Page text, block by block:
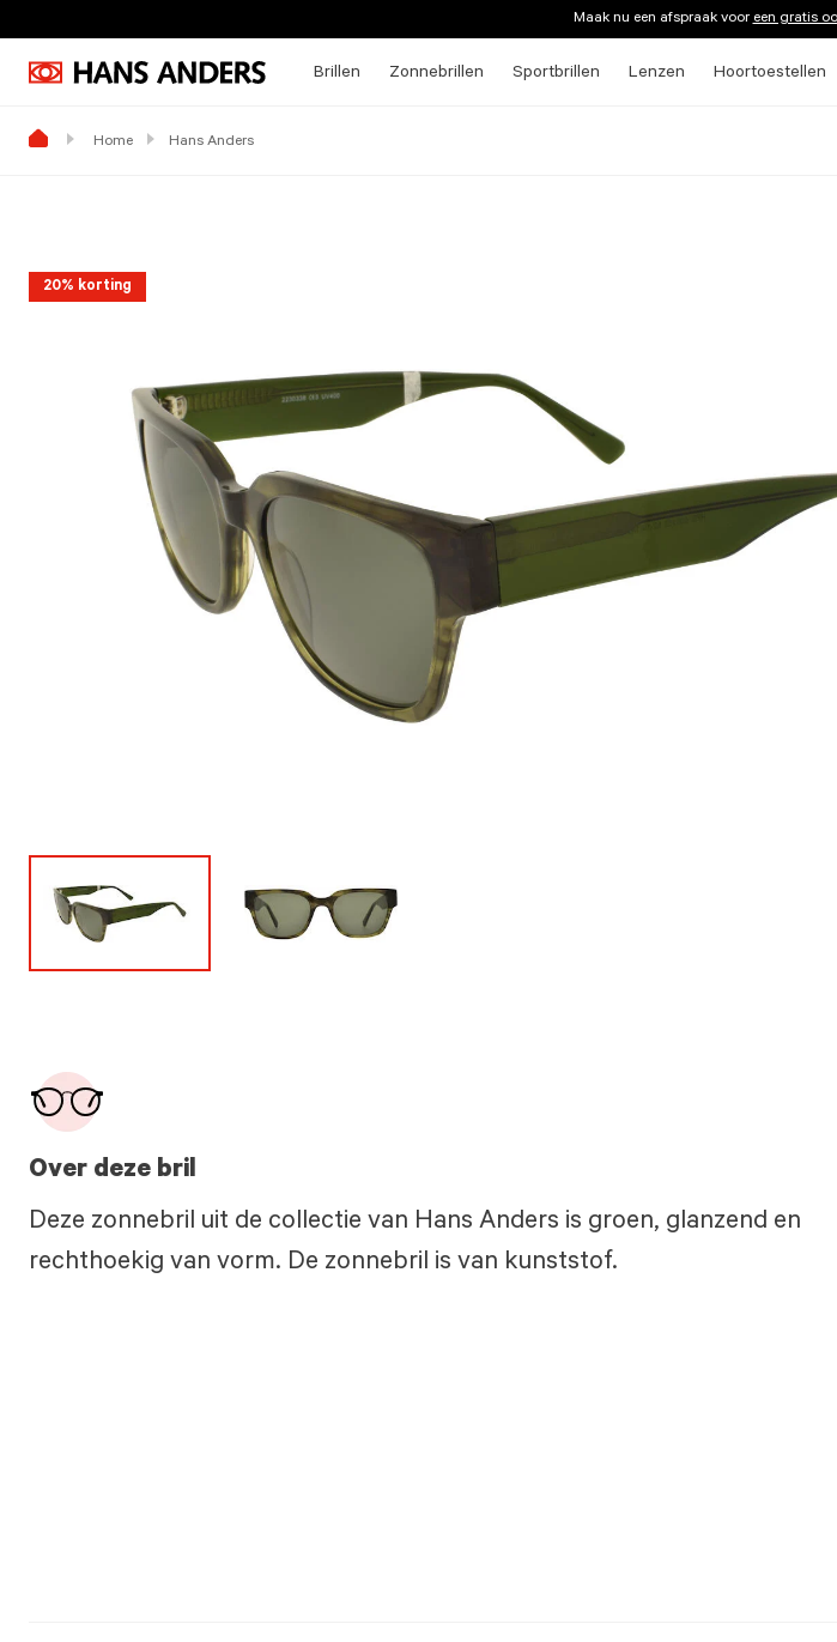
Maak nu een afspraak vooreen gratis
Brillen Zonnebrillen Sportbrillen Lenzen Hoortoestellen
Home Hans Anders
20% korting
Over deze bril
Deze zonnebril uit de collectie van Hans Anders is groen, glanzend en
rechthoekig van vorm. De zonnebril is van kunststof.